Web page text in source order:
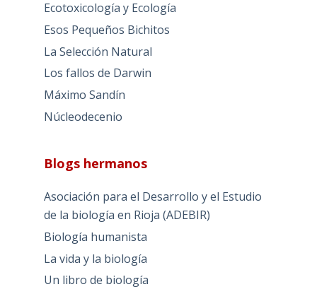
Ecotoxicología y Ecología
Esos Pequeños Bichitos
La Selección Natural
Los fallos de Darwin
Máximo Sandín
Núcleodecenio
Blogs hermanos
Asociación para el Desarrollo y el Estudio
de la biología en Rioja (ADEBIR)
Biología humanista
La vida y la biología
Un libro de biología